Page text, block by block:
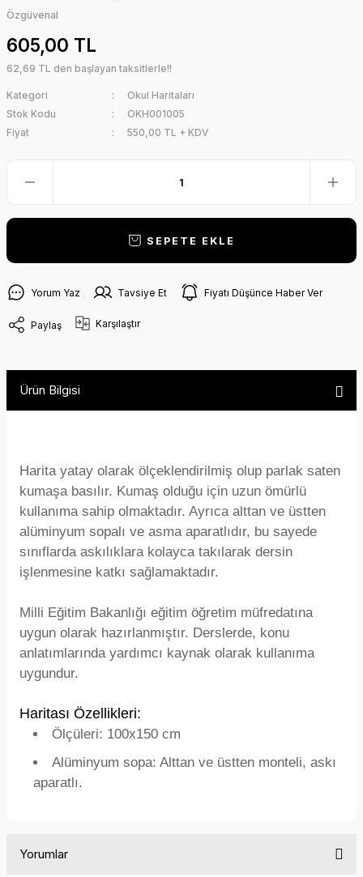
Özgüvenal
605,00 TL
62,69 TL den başlayan taksitlerle!!
Kategori
Okul Haritaları
Stok Kodu
OKH001005
Fiyat
550,00 TL + KDV
SEPETE EKLE
Yorum Yaz Tavsiye Et Fiyatı Düşünce Haber Ver
Paylaş Karşılaştır
Ürün Bilgisi
Harita yatay olarak ölçeklendirilmiş olup parlak saten
kumaşa basılır. Kumaş olduğu için uzun ömürlü
kullanıma sahip olmaktadır. Ayrıca alttan ve üstten
alüminyum sopalı ve asma aparatlıdır, bu sayede
sınıflarda askılıklara kolayca takılarak dersin
işlenmesine katkı sağlamaktadır.
Milli Eğitim Bakanlığı eğitim öğretim müfredatına
uygun olarak hazırlanmıştır. Derslerde, konu
anlatımlarında yardımcı kaynak olarak kullanıma
uygundur.
Haritası Özellikleri:
Ölçüleri: 100x150 cm
Alüminyum sopa: Alttan ve üstten monteli, askı
aparatlı.
Yorumlar